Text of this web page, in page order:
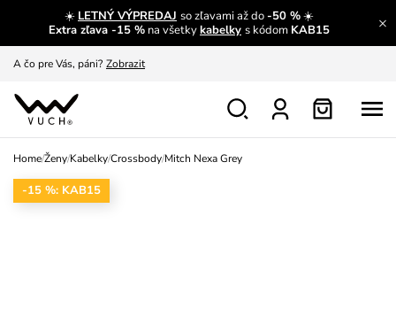
☀️ LETNÝ VÝPREDAJ so zľavami až do-50 %☀️
Extra zľava -15 % na všetkykabelky s kódom KAB15
A čo sa inde nedozvieš? Prečítať viac
A čo pre Vás, páni? Zobrazit
S čím chybu neurobíš?
Nech sa inšpirovať Zobraziť
Home/Ženy/Kabelky/Crossbody/Mitch Nexa Grey
-15 %: KAB15